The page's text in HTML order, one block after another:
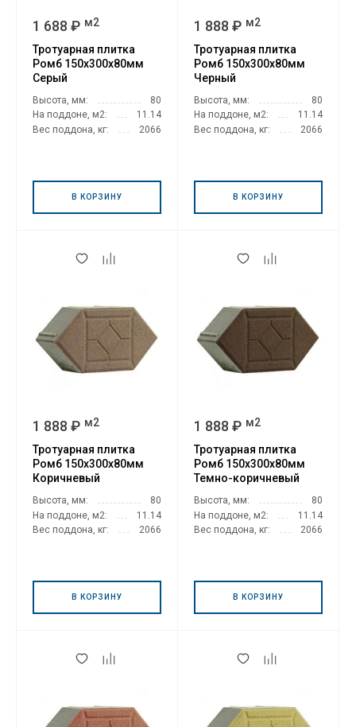
1 688 ₽ м2
Тротуарная плитка
Ромб 150х300х80мм
Серый
Высота, мм:
80
На поддоне, м2:
11.14
Вес поддона, кг:
2066
В КОРЗИНУ
1 888 ₽ м2
Тротуарная плитка
Ромб 150х300х80мм
Черный
Высота, мм:
80
На поддоне, м2:
11.14
Вес поддона, кг:
2066
В КОРЗИНУ
1 888 ₽ м2
Тротуарная плитка
Ромб 150х300х80мм
Коричневый
Высота, мм:
80
На поддоне, м2:
11.14
Вес поддона, кг:
2066
В КОРЗИНУ
1 888 ₽ м2
Тротуарная плитка
Ромб 150х300х80мм
Темно-коричневый
Высота, мм:
80
На поддоне, м2:
11.14
Вес поддона, кг:
2066
В КОРЗИНУ